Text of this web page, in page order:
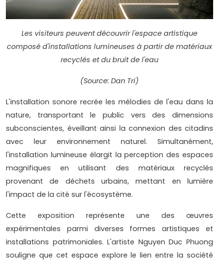
Les visiteurs peuvent découvrir l'espace artistique
composé d'installations lumineuses à partir de matériaux
recyclés et du bruit de l'eau
(Source: Dan Tri)
L'installation sonore recrée les mélodies de l'eau dans la
nature, transportant le public vers des dimensions
subconscientes, éveillant ainsi la connexion des citadins
avec leur environnement naturel. Simultanément,
l'installation lumineuse élargit la perception des espaces
magnifiques en utilisant des matériaux recyclés
provenant de déchets urbains, mettant en lumière
l'impact de la cité sur l'écosystème.
Cette exposition représente une des œuvres
expérimentales parmi diverses formes artistiques et
installations patrimoniales. L'artiste Nguyen Duc Phuong
souligne que cet espace explore le lien entre la société